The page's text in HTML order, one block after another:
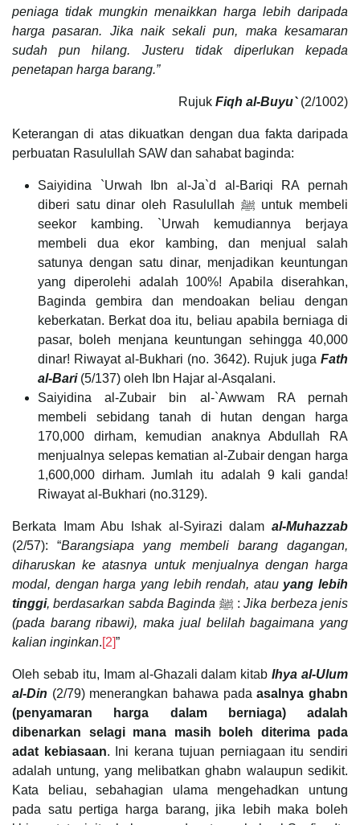
peniaga tidak mungkin menaikkan harga lebih daripada
harga pasaran. Jika naik sekali pun, maka kesamaran
sudah pun hilang. Justeru tidak diperlukan kepada
penetapan harga barang.”
Rujuk Fiqh al-Buyu`(2/1002)
Keterangan di atas dikuatkan dengan dua fakta daripada
perbuatan Rasulullah SAW dan sahabat baginda:
Saiyidina `Urwah Ibn al-Ja`d al-Bariqi RA pernah
diberi satu dinar oleh Rasulullah ﷺ untuk membeli
seekor kambing. `Urwah kemudiannya berjaya
membeli dua ekor kambing, dan menjual salah
satunya dengan satu dinar, menjadikan keuntungan
yang diperolehi adalah 100%! Apabila diserahkan,
Baginda gembira dan mendoakan beliau dengan
keberkatan. Berkat doa itu, beliau apabila berniaga di
pasar, boleh menjana keuntungan sehingga 40,000
dinar! Riwayat al-Bukhari (no. 3642). Rujuk juga Fath
al-Bari(5/137) oleh Ibn Hajar al-Asqalani.
Saiyidina al-Zubair bin al-`Awwam RA pernah
membeli sebidang tanah di hutan dengan harga
170,000 dirham, kemudian anaknya Abdullah RA
menjualnya selepas kematian al-Zubair dengan harga
1,600,000 dirham. Jumlah itu adalah 9 kali ganda!
Riwayat al-Bukhari (no.3129).
Berkata Imam Abu Ishak al-Syirazi dalam al-Muhazzab
(2/57): “Barangsiapa yang membeli barang dagangan,
diharuskan ke atasnya untuk menjualnya dengan harga
modal, dengan harga yang lebih rendah, atau yang lebih
tinggi, berdasarkan sabda Baginda ﷺ :Jika berbeza jenis
(pada barang ribawi), maka jual belilah bagaimana yang
kalian inginkan.[2]”
Oleh sebab itu, Imam al-Ghazali dalam kitabIhya al-Ulum
al-Din (2/79) menerangkan bahawa padaasalnya ghabn
(penyamaran harga dalam berniaga) adalah
dibenarkan selagi mana masih boleh diterima pada
adat kebiasaan. Ini kerana tujuan perniagaan itu sendiri
adalah untung, yang melibatkan ghabn walaupun sedikit.
Kata beliau, sebahagian ulama mengehadkan untung
pada satu pertiga harga barang, jika lebih maka boleh